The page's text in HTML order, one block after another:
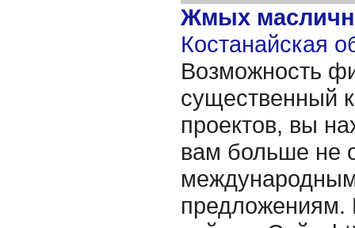
Жмых
Костанайская
Возможность
существенный
проектов, вы
вам больше не
предложениям.